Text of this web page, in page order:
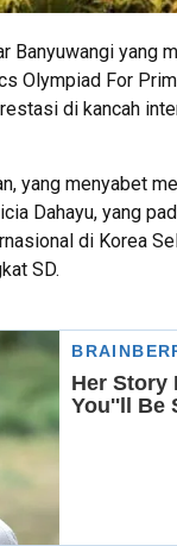
Banyuwangi yang
Olympiad For
di kancah
yang menyabet
Dahayu, yang
di Korea
SD.